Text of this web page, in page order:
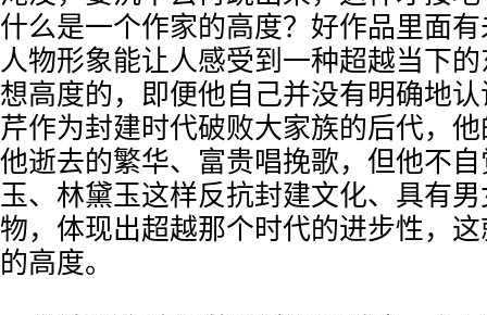
什么是一个作家的高度？好作品里面
人物形象能让人感受到一种超越当下
想高度的，即便他自己并没有明确地
芹作为封建时代破败大家族的后代，
他逝去的繁华、富贵唱挽歌，但他不
玉、林黛玉这样反抗封建文化、具有
物，体现出超越那个时代的进步性，
的高度。